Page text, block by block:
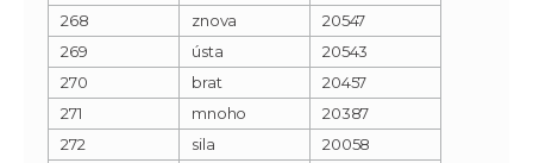
268
znova
20547
269
ústa
20543
270
brat
20457
271
mnoho
20387
272
sila
20058